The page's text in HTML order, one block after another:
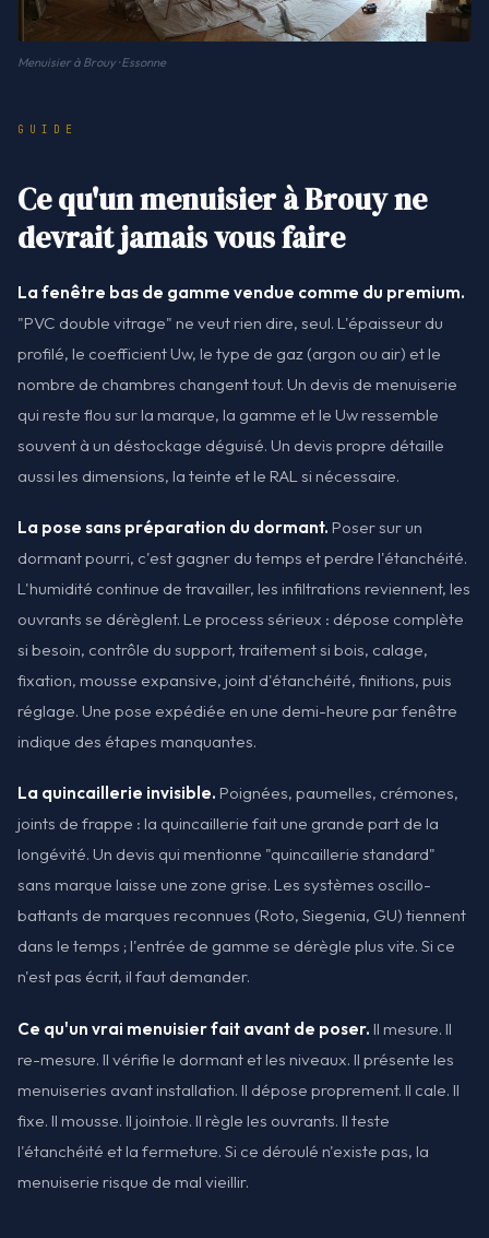
Menuisier à Brouy · Essonne
GUIDE
Ce qu'un menuisier à Brouy ne
devrait jamais vous faire
La fenêtre bas de gamme vendue comme du premium.
"PVC double vitrage" ne veut rien dire, seul. L'épaisseur du
profilé, le coefficient Uw, le type de gaz (argon ou air) et le
nombre de chambres changent tout. Un devis de menuiserie
qui reste flou sur la marque, la gamme et le Uw ressemble
souvent à un déstockage déguisé. Un devis propre détaille
aussi les dimensions, la teinte et le RAL si nécessaire.
La pose sans préparation du dormant. Poser sur un
dormant pourri, c'est gagner du temps et perdre l'étanchéité.
L'humidité continue de travailler, les infiltrations reviennent, les
ouvrants se dérèglent. Le process sérieux : dépose complète
si besoin, contrôle du support, traitement si bois, calage,
fixation, mousse expansive, joint d'étanchéité, finitions, puis
réglage. Une pose expédiée en une demi-heure par fenêtre
indique des étapes manquantes.
La quincaillerie invisible. Poignées, paumelles, crémones,
joints de frappe : la quincaillerie fait une grande part de la
longévité. Un devis qui mentionne "quincaillerie standard"
sans marque laisse une zone grise. Les systèmes oscillo-
battants de marques reconnues (Roto, Siegenia, GU) tiennent
dans le temps ; l'entrée de gamme se dérègle plus vite. Si ce
n'est pas écrit, il faut demander.
Ce qu'un vrai menuisier fait avant de poser. Il mesure. Il
re-mesure. Il vérifie le dormant et les niveaux. Il présente les
menuiseries avant installation. Il dépose proprement. Il cale. Il
fixe. Il mousse. Il jointoie. Il règle les ouvrants. Il teste
l'étanchéité et la fermeture. Si ce déroulé n'existe pas, la
menuiserie risque de mal vieillir.